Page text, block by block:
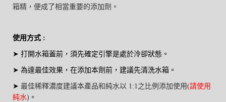
箱精，便成了相當重要的添加劑。
使用方式 :
➤ 打開水箱蓋前，須先確定引擎是處於泠卻狀態。
➤ 為達最佳效果，在添加本劑前，建議先清洗水箱 。
➤ 最佳稀釋濃度建議本產品和純水以 1:1之比例添加使用(請使用
純水) 。